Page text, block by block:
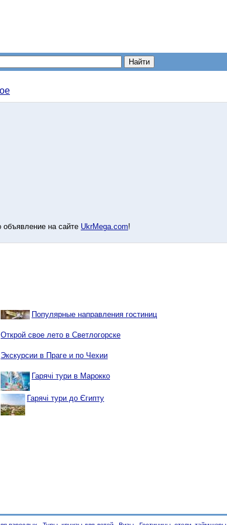
на сайте UkrMega.com!
Популярные направления гостиниц
Открой свое лето в Светлогорске
Экскурсии в Праге и по Чехии
Гарячі тури в Марокко
Гарячі тури до Єгипту